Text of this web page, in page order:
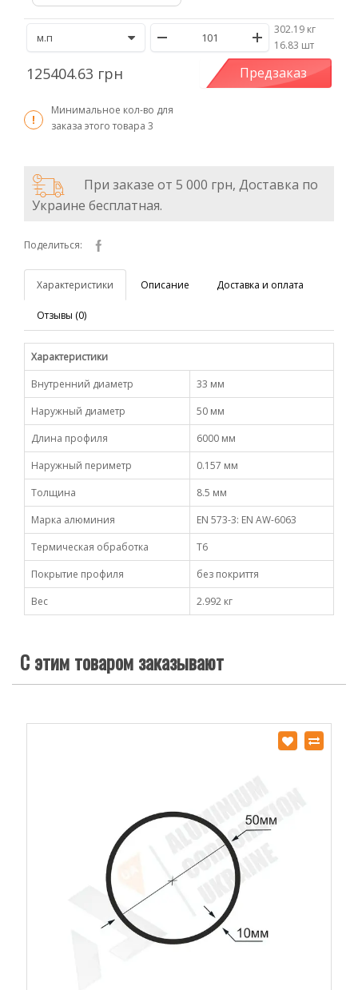
302.19 кг
/16.83 шт
125404.63 грн Предзаказ
Минимальное кол-во для
заказа этого товара 3
При заказе от 5 000 грн, Доставка по
Украине бесплатная.
Поделиться:
Характеристики Описание Доставка и оплата
Отзывы (0)
Характеристики
Внутренний диаметр
33 мм
Наружный диаметр
50 мм
Длина профиля
6000 мм
Наружный периметр
0.157 мм
Толщина
8.5 мм
Марка алюминия
EN 573-3: EN AW-6063
Термическая обработка
Т6
Покрытие профиля
без покриття
Вес
2.992 кг
С этим товаром заказывают